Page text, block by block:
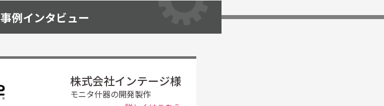
事例インタビュー
株式会社インテージ様
モニタ什器の開発製作